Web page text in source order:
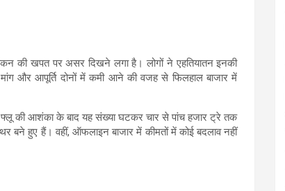
की खपत पर असर दिखने लगा है। लोगों ने एहतियातन इनकी
और आपूर्ति दोनों में कमी आने की वजह से फिलहाल बाजार में
की आशंका के बाद यह संख्या घटकर चार से पांच हजार ट्रे तक
बने हुए हैं। वहीं, ऑफलाइन बाजार में कीमतों में कोई बदलाव नहीं